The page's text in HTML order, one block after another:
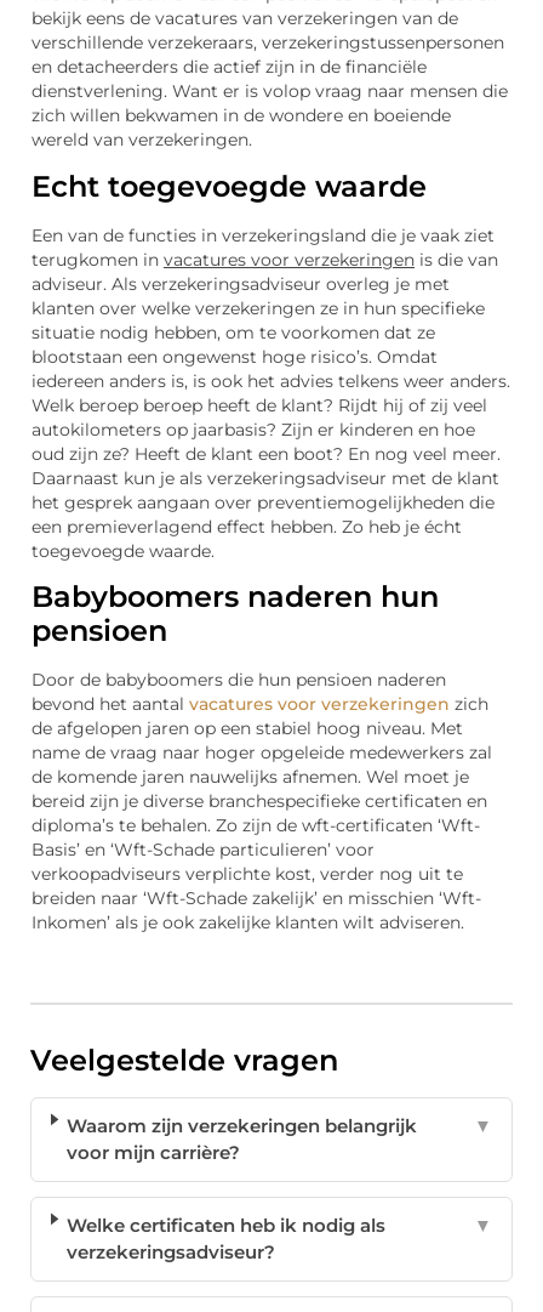
bekijk eens de vacatures van verzekeringen van de
verschillende verzekeraars, verzekeringstussenpersonen
en detacheerders die actief zijn in de financiële
dienstverlening. Want er is volop vraag naar mensen die
zich willen bekwamen in de wondere en boeiende
wereld van verzekeringen.
Echt toegevoegde waarde
Een van de functies in verzekeringsland die je vaak ziet
terugkomen in vacatures voor verzekeringen is die van
adviseur. Als verzekeringsadviseur overleg je met
klanten over welke verzekeringen ze in hun specifieke
situatie nodig hebben, om te voorkomen dat ze
blootstaan een ongewenst hoge risico’s. Omdat
iedereen anders is, is ook het advies telkens weer anders.
Welk beroep beroep heeft de klant? Rijdt hij of zij veel
autokilometers op jaarbasis? Zijn er kinderen en hoe
oud zijn ze? Heeft de klant een boot? En nog veel meer.
Daarnaast kun je als verzekeringsadviseur met de klant
het gesprek aangaan over preventiemogelijkheden die
een premieverlagend effect hebben. Zo heb je écht
toegevoegde waarde.
Babyboomers naderen hun
pensioen
Door de babyboomers die hun pensioen naderen
bevond het aantal vacatures voor verzekeringen zich
de afgelopen jaren op een stabiel hoog niveau. Met
name de vraag naar hoger opgeleide medewerkers zal
de komende jaren nauwelijks afnemen. Wel moet je
bereid zijn je diverse branchespecifieke certificaten en
diploma’s te behalen. Zo zijn de wft-certificaten ‘Wft-
Basis’ en ‘Wft-Schade particulieren’ voor
verkoopadviseurs verplichte kost, verder nog uit te
breiden naar ‘Wft-Schade zakelijk’ en misschien ‘Wft-
Inkomen’ als je ook zakelijke klanten wilt adviseren.
Veelgestelde vragen
Waarom zijn verzekeringen belangrijk
voor mijn carrière?
▼
Welke certificaten heb ik nodig als
verzekeringsadviseur?
▼